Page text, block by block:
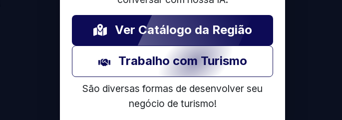
Ver Catálogo da Região
Trabalho com Turismo
São diversas formas de desenvolver seu
negócio de turismo!